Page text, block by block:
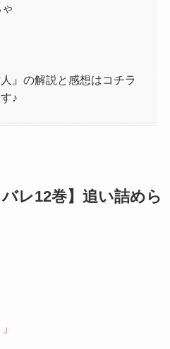
人』の解説と感想はコチラ
♪
レ12巻】追い詰めら